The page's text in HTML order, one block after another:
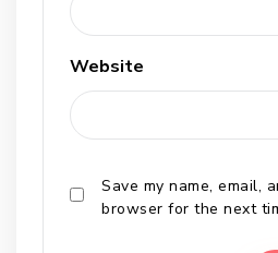
Website
Save my name, email,
browser for the next